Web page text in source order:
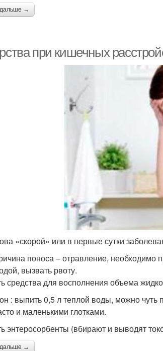
дальше →
при кишечных
«скорой» или в первые сутки
поноса – отравление, необходимо
вызвать рвоту.
средства для восполнения объема
: выпить 0,5 л теплой воды, можно чуть
и маленькими глотками.
энтеросорбенты (вбирают и выводят
дальше →